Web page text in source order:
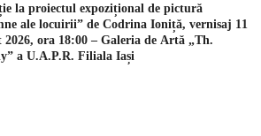
la proiectul expozițional de pictură
ale locuirii” de Codrina Ioniță, vernisaj 11
2026, ora 18:00 – Galeria de Artă „Th.
a U.A.P.R. Filiala Iași